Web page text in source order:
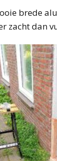
brede
zacht dan